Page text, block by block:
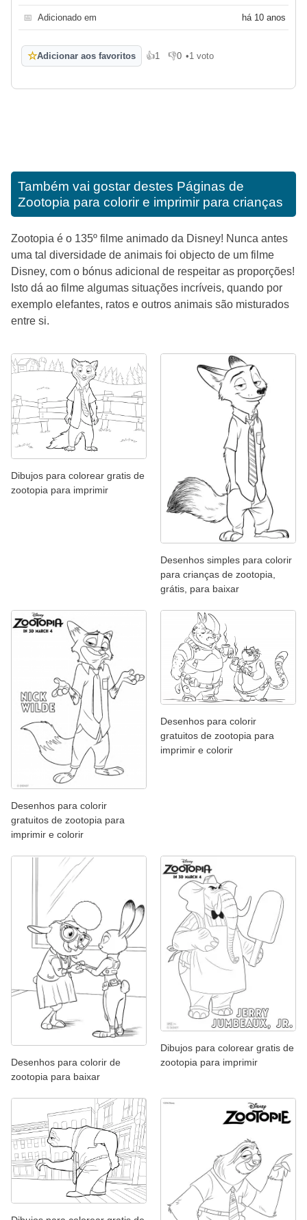
📅 Adicionado em há 10 anos
☆Adicionar aos favoritos 👍1
Gosto 👎0
Não gosto
•1 voto
Também vai gostar destes Páginas de
Zootopia para colorir e imprimir para crianças
Zootopia é o 135º filme animado da Disney! Nunca antes
uma tal diversidade de animais foi objecto de um filme
Disney, com o bónus adicional de respeitar as proporções!
Isto dá ao filme algumas situações incríveis, quando por
exemplo elefantes, ratos e outros animais são misturados
entre si.
Dibujos para colorear gratis de
zootopia para imprimir
Desenhos simples para colorir
para crianças de zootopia,
grátis, para baixar
Desenhos para colorir
gratuitos de zootopia para
imprimir e colorir
Desenhos para colorir
gratuitos de zootopia para
imprimir e colorir
Desenhos para colorir de
zootopia para baixar
Dibujos para colorear gratis de
zootopia para imprimir